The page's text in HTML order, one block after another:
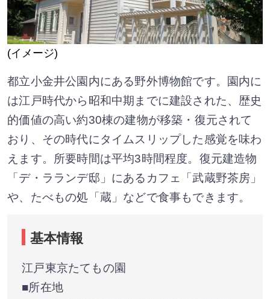
(イメージ)
都立小金井公園内にある野外博物館です。園内に
は江戸時代から昭和中期までに建設された、歴史
的価値の高い約30棟の建物が移築・復元されて
おり、その時代にタイムスリップした感覚を味わ
えます。所要時間は平均3時間程度。復元建造物
「デ・ラランデ邸」にあるカフェ「武蔵野茶房」
や、たべもの処「蔵」などで食事もできます。
基本情報
江戸東京たてもの園
■所在地